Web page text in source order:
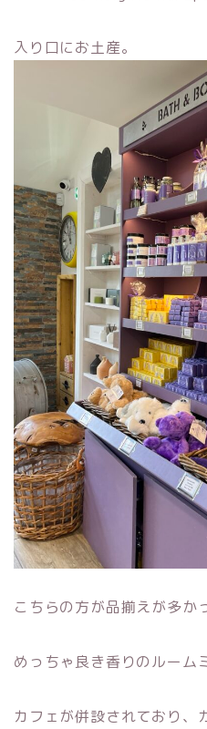
入り口にお土産。
こちらの方が品揃えが多か
めっちゃ良き香りのルーム
カフェが併設されており、